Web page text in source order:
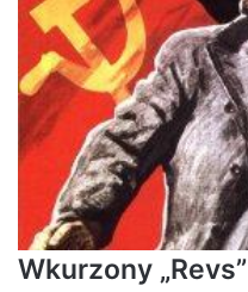
Wkurzony „Revs”